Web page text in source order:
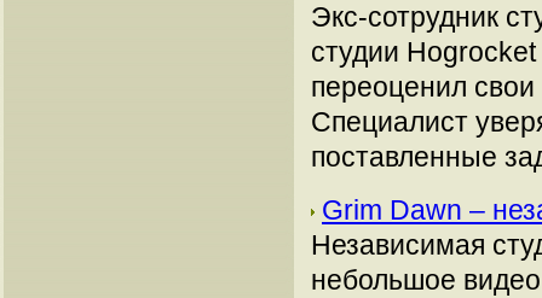
Экс-сотрудник
студии
переоценил
Специалист
поставленные
Grim Dawn –
Независимая
небольшое